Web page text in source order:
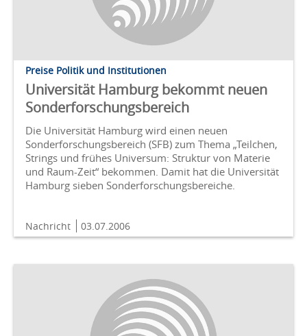
Preise Politik und Institutionen
Universität Hamburg bekommt neuen
Sonderforschungsbereich
Die Universität Hamburg wird einen neuen
Sonderforschungsbereich (SFB) zum Thema „Teilchen,
Strings und frühes Universum: Struktur von Materie
und Raum-Zeit“ bekommen. Damit hat die Universität
Hamburg sieben Sonderforschungsbereiche.
Nachricht 03.07.2006